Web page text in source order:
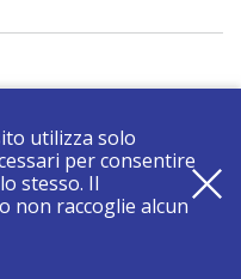
Conservatorio, Darfo Boario
utilizza solo
per consentire
stesso. Il
non raccoglie alcun